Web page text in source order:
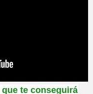
te conseguirá